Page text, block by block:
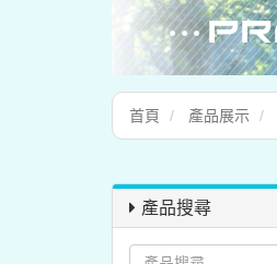
首頁 產品展示
產品搜尋